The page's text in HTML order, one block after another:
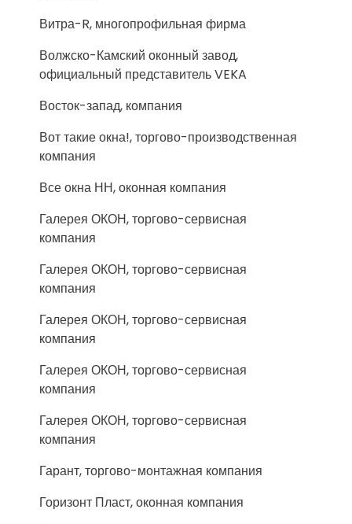
Витра-R, многопрофильная фирма
Волжско-Камский оконный завод,
официальный представитель VEKA
Восток-запад, компания
Вот такие окна!, торгово-производственная
компания
Все окна НН, оконная компания
Галерея ОКОН, торгово-сервисная
компания
Галерея ОКОН, торгово-сервисная
компания
Галерея ОКОН, торгово-сервисная
компания
Галерея ОКОН, торгово-сервисная
компания
Галерея ОКОН, торгово-сервисная
компания
Гарант, торгово-монтажная компания
Горизонт Пласт, оконная компания